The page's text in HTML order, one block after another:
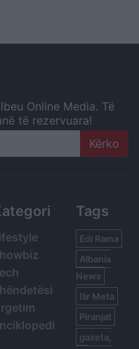
Online Media. Të
të rezervuara!
Tags
Edi Rama
Albania
News
Ilir Meta
Piranjat
gazeta,